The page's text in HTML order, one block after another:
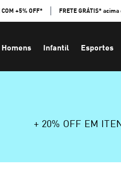
COM +5% OFF* FRETE GRÁTIS*
Homens Infantil Esportes
+ 20% OFF EM